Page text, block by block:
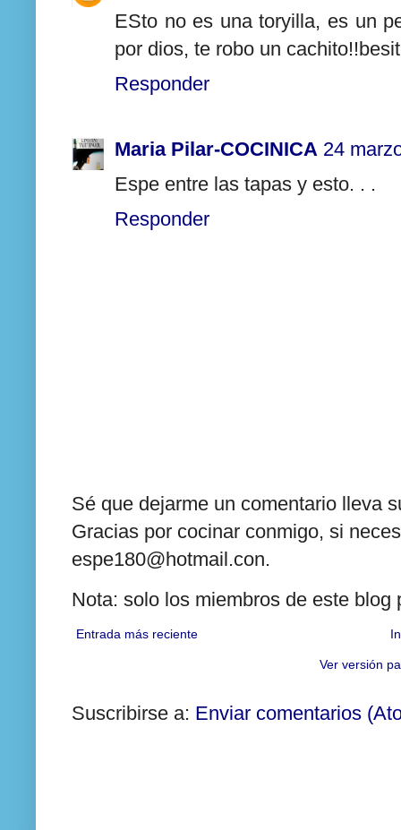
ESto no es una toryilla, es un
por dios, te robo un
Responder
Maria Pilar-COCINICA 24
Espe entre las tapas y esto. . .
Responder
Sé que dejarme un comentario lleva
Gracias por cocinar conmigo, si
espe180@hotmail.con.
Nota: solo los miembros de este
Entrada más reciente
Ver versión
Suscribirse a: Enviar comentarios